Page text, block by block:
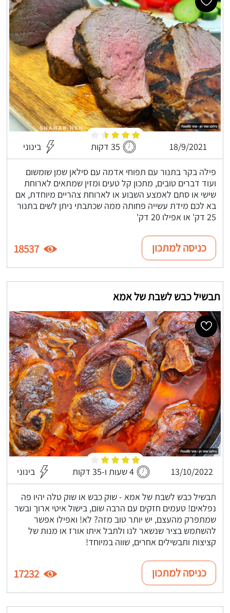
18/9/2021 35 דקות בינוני
פילה בקר בתנור עם תפוחי אדמה עם סילאן שמן שומשום
ועוד דברים טובים, מתכון קל טעים ומזין שמתאים לארוחת
שישי או סתם לאמצע השבוע או לארוחת צהריים מיוחדת, אם
בא לכם מידת עשייה פחותה ממה שכתבתי ניתן לשים בתנור
25 דק' או אפילו 20 דק'
כניסה למתכון 18537
תבשיל כבש לשבת של אמא
13/10/2022 4 שעות ו-35 דקות בינוני
תבשיל כבש לשבת של אמא - שוק כבש או שוק טלה יהיו פה
נפלאים! טעמים חזקים עם הרבה שום, בישול איטי ארוך ובשר
שמתפרק מהעצם, יש יותר טוב מזה? לא! ואפילו אפשר
להשתמש בציר שנשאר לנו ולתבל איתו אורז או מנות של
קציצות ותבשילים אחרים, שווה במיוחד!
כניסה למתכון 17232